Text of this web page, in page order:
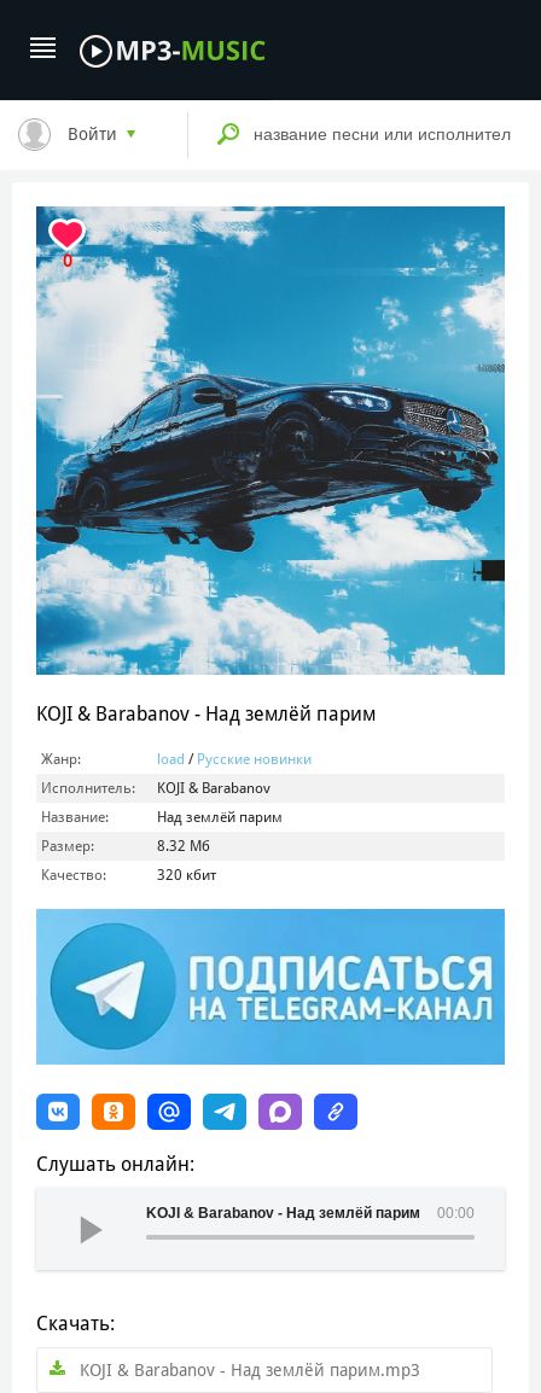
Войти
0
KOJI & Barabanov - Над землёй парим
Жанр: load / Русские новинки
Исполнитель:
KOJI & Barabanov
Название:
Над землёй парим
Размер:
8.32 Мб
Качество:
320 кбит
Слушать онлайн:
00:00
KOJI & Barabanov - Над землёй парим
Скачать:
KOJI & Barabanov - Над землёй парим.mp3